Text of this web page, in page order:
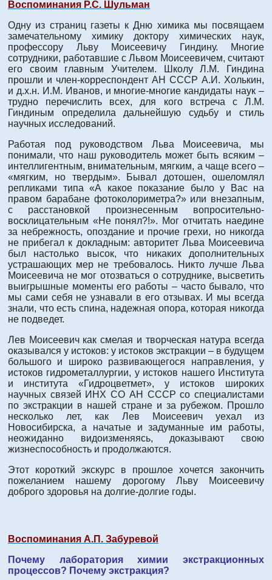
Воспоминания Р.С. Шульман
Одну из страниц газеты к Дню химика мы посвящаем
замечательному химику доктору химических наук,
профессору Льву Моисеевичу Гиндину. Многие
сотрудники, работавшие с Львом Моисеевичем, считают
его своим главным Учителем. Школу Л.М. Гиндина
прошли и член-корреспондент АН СССР А.И. Холькин,
и д.х.н. И.М. Иванов, и многие-многие кандидаты наук –
трудно перечислить всех, для кого встреча с Л.М.
Гиндиным определила дальнейшую судьбу и стиль
научных исследований.
Работая под руководством Льва Моисеевича, мы
понимали, что наш руководитель может быть всяким –
интеллигентным, внимательным, мягким, а чаще всего –
«мягким, но твердым». Бывал дотошен, ошеломлял
репликами типа «А какое показание было у Вас на
правом барабане фотоколориметра?» или внезапным,
с расстановкой произнесенным вопросительно-
восклицательным «Не понял?!». Мог отчитать наедине
за небрежность, опоздание и прочие грехи, но никогда
не прибегал к докладным: авторитет Льва Моисеевича
был настолько высок, что никаких дополнительных
устрашающих мер не требовалось. Никто лучше Льва
Моисеевича не мог отозваться о сотруднике, высветить
выигрышные моменты его работы – часто бывало, что
мы сами себя не узнавали в его отзывах. И мы всегда
знали, что есть спина, надежная опора, которая никогда
не подведет.
Лев Моисеевич как смелая и творческая натура всегда
оказывался у истоков: у истоков экстракции – в будущем
большого и широко развивающегося направления, у
истоков гидрометаллургии, у истоков нашего Института
и института «Гидроцветмет», у истоков широких
научных связей ИНХ СО АН СССР со специалистами
по экстракции в нашей стране и за рубежом. Прошло
несколько лет, как Лев Моисеевич уехал из
Новосибирска, а начатые и задуманные им работы,
неожиданно видоизменяясь, доказывают свою
жизнеспособность и продолжаются.
Этот короткий экскурс в прошлое хочется закончить
пожеланием нашему дорогому Льву Моисеевичу
доброго здоровья на долгие-долгие годы.
Воспоминания А.П. Забуревой
Почему лаборатория химии экстракционных
процессов? Почему экстракция?